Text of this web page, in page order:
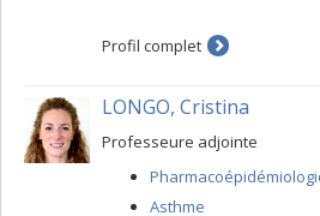
Profil complet
LONGO, Cristina
Professeure adjointe
Asthme